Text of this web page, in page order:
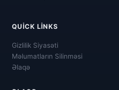
QUICK LINKS
Gizlilik Siyasəti
Məlumatların Silinməsi
Əlaqə